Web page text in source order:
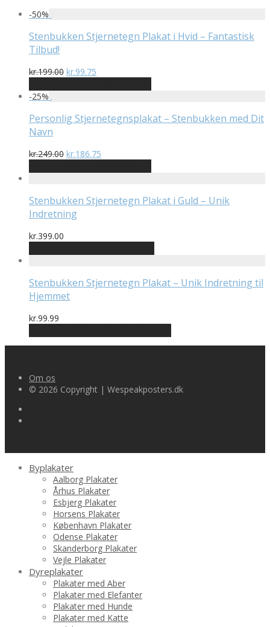
-50%
Stenbukken Stjernetegn Plakat i Hvid – Fantastisk
Tilbud!
kr.199.00 Den
pris
kr.199.00.
kr.99.75
pris
kr.99.75.
-25%
Personlig Stjernetegnsplakat – Stenbukken med Dit
Navn
kr.249.00 Den
pris
kr.249.00.
kr.186.75
pris
kr.186.75.
Stenbukken Stjernetegn Plakat i Guld – Unik
Indretning
kr.399.00
Stenbukken Stjernetegn Plakat – Unik Indretning til
Hjemmet
kr.99.99
Om os
© 2026 Copyright | Wespeakposters.dk
Byplakater
Aalborg Plakater
Århus Plakater
Esbjerg Plakater
Horsens Plakater
København Plakater
Odense Plakater
Skanderborg Plakater
Vejle Plakater
Dyreplakater
Plakater med Aber
Plakater med Elefanter
Plakater med Hunde
Plakater med Katte